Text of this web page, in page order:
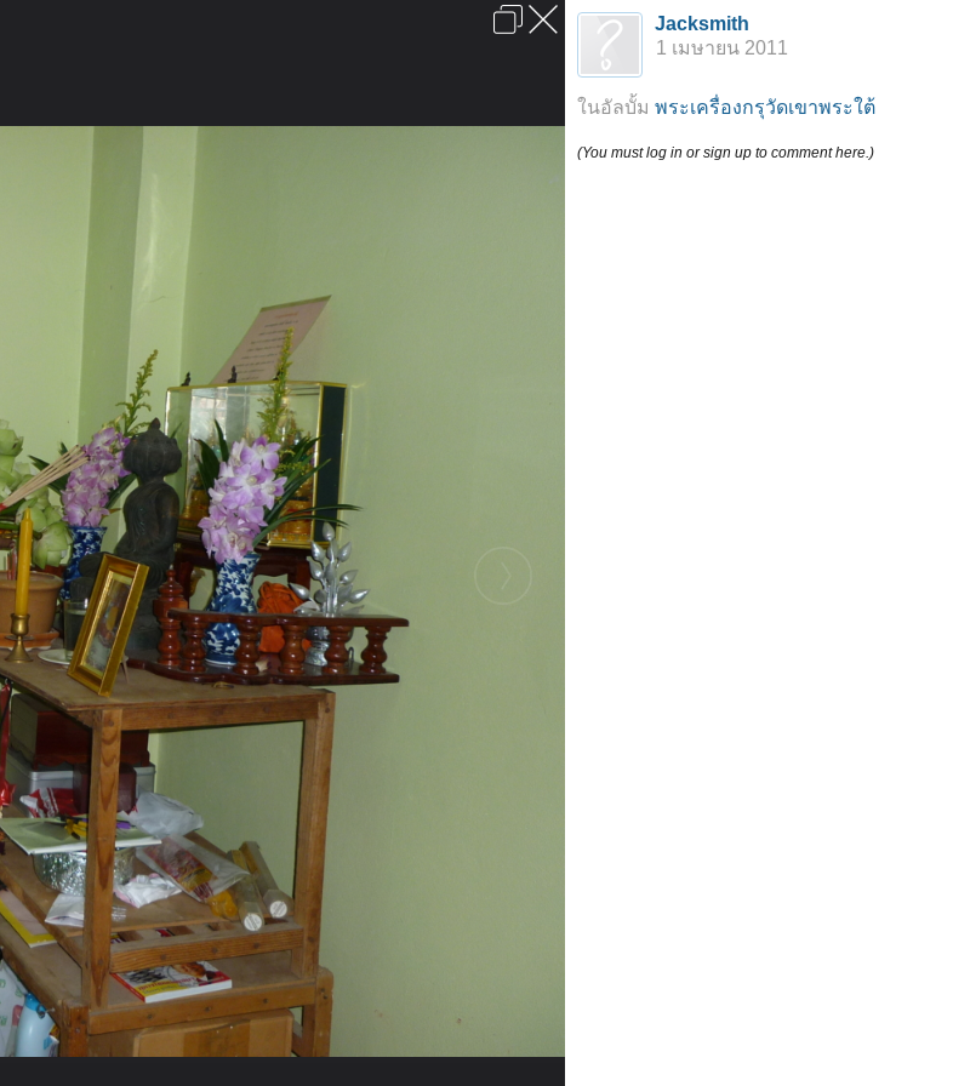
เข้าสู่ระบบหรือลงทะเบียน
สมาชิก ห้องสนทนา
ลงโฆษณา ติดต่อเรา ช่วยเหลือ
Jacksmith
1 เมษายน 2011
ในอัลบั้ม พระเครื่องกรุวัดเขาพระใต้
(You must log in or sign up to comment here.)